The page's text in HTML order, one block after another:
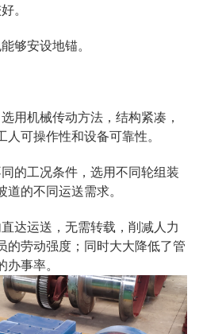
。
够安设地锚。
用机械传动方法，结构紧凑，
可操作性和设备可靠性。
的工况条件，选用不同轮组装
的不同运送需求。
达运送，无需转载，削减人力
的劳动强度；同时大大降低了管
事率。